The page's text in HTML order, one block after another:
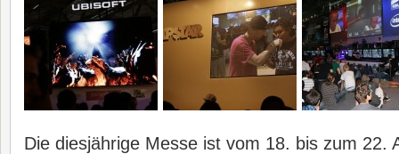
Die diesjährige Messe ist vom 18. bis zum 22.